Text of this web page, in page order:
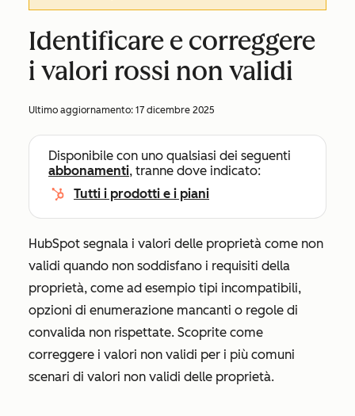
Identificare e correggere
i valori rossi non validi
Ultimo aggiornamento: 17 dicembre 2025
Disponibile con uno qualsiasi dei seguenti
abbonamenti, tranne dove indicato:
Tutti i prodotti e i piani
HubSpot segnala i valori delle proprietà come non
validi quando non soddisfano i requisiti della
proprietà, come ad esempio tipi incompatibili,
opzioni di enumerazione mancanti o regole di
convalida non rispettate. Scoprite come
correggere i valori non validi per i più comuni
scenari di valori non validi delle proprietà.